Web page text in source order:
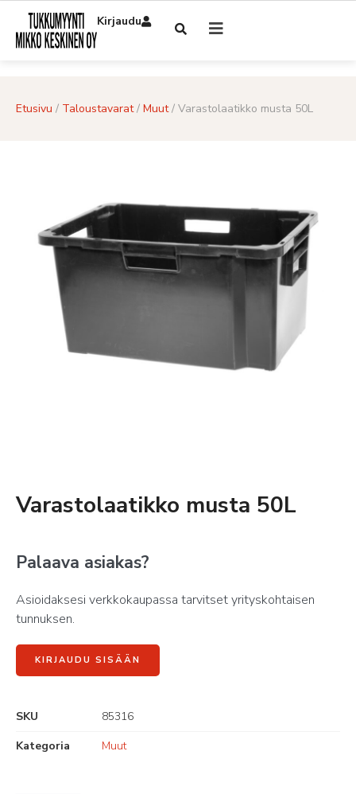
Kirjaudu
Etusivu / Taloustavarat/ Muut/ Varastolaatikko musta 50L
Varastolaatikko musta 50L
Palaava asiakas?
Asioidaksesi verkkokaupassa tarvitset yrityskohtaisen
tunnuksen.
KIRJAUDU SISÄÄN
SKU
85316
Kategoria
Muut